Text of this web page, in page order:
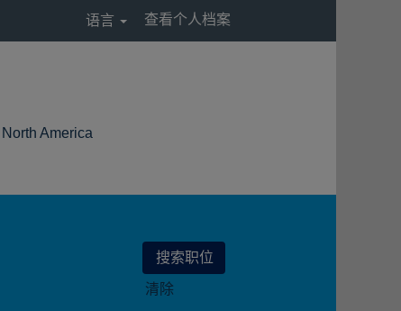
语言 查看个人档案
America
面）
清除